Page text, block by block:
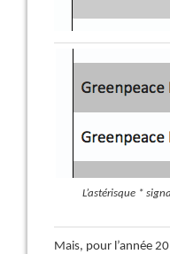
L’astérisque *
Mais, pour l’année